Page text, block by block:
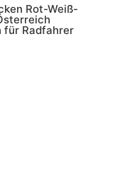
Rot-Weiß-
für Radfahrer